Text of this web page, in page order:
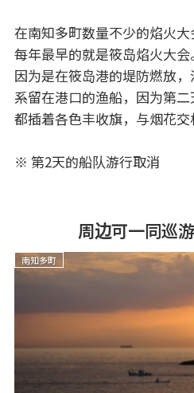
在南知多町数量不少的焰火大
每年最早的就是筱岛焰火大会。
因为是在筱岛港的堤防燃放，
系留在港口的渔船，因为第二
都插着各色丰收旗，与烟花交
※ 第2天的船队游行取消
周边可一同巡
南知多町